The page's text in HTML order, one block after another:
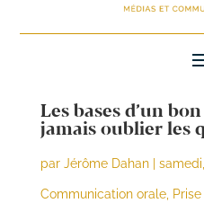
Les bases d’un
jamais oublier les
par Jérôme Dahan|
Communication orale,